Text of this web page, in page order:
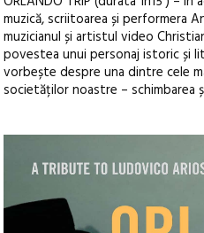
muzică, scriitoarea și performera
muzicianul și artistul video
povestea unui personaj istoric și
vorbește despre una dintre cele
societăților noastre – schimbarea